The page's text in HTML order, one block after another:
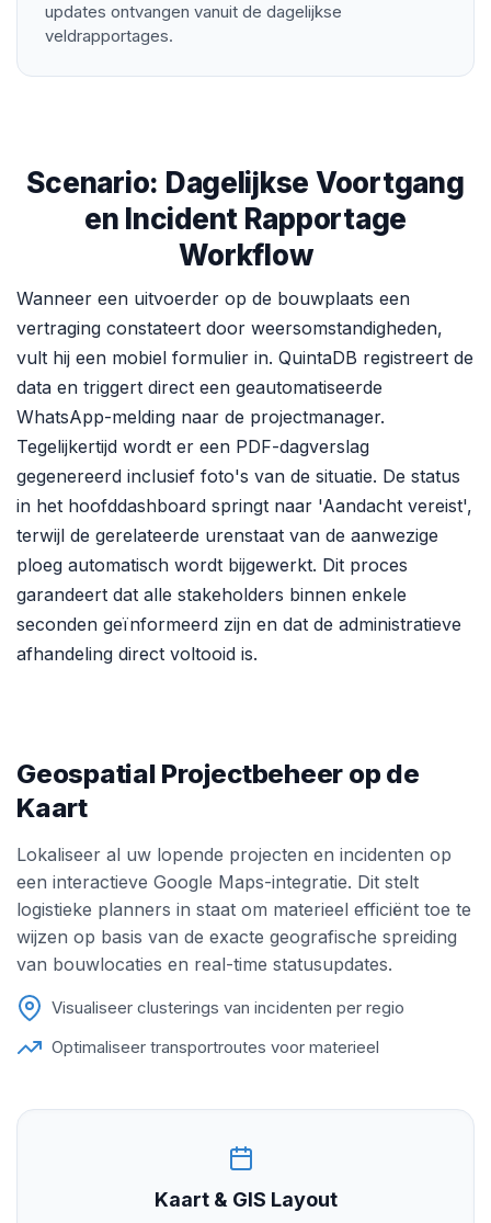
updates ontvangen vanuit de dagelijkse
veldrapportages.
Scenario: Dagelijkse Voortgang
en Incident Rapportage
Workflow
Wanneer een uitvoerder op de bouwplaats een
vertraging constateert door weersomstandigheden,
vult hij een mobiel formulier in. QuintaDB registreert de
data en triggert direct een geautomatiseerde
WhatsApp-melding naar de projectmanager.
Tegelijkertijd wordt er een PDF-dagverslag
gegenereerd inclusief foto's van de situatie. De status
in het hoofddashboard springt naar 'Aandacht vereist',
terwijl de gerelateerde urenstaat van de aanwezige
ploeg automatisch wordt bijgewerkt. Dit proces
garandeert dat alle stakeholders binnen enkele
seconden geïnformeerd zijn en dat de administratieve
afhandeling direct voltooid is.
Geospatial Projectbeheer op de
Kaart
Lokaliseer al uw lopende projecten en incidenten op
een interactieve Google Maps-integratie. Dit stelt
logistieke planners in staat om materieel efficiënt toe te
wijzen op basis van de exacte geografische spreiding
van bouwlocaties en real-time statusupdates.
Visualiseer clusterings van incidenten per regio
Optimaliseer transportroutes voor materieel
Kaart & GIS Layout